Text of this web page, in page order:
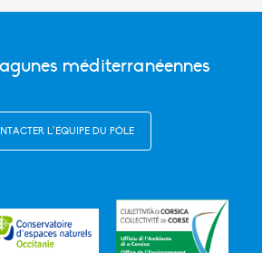
méditerranéennes
L’ÉQUIPE DU PÔLE